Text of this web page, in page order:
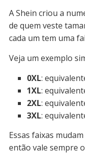
A Shein criou a
de quem veste
cada um tem uma
Veja um exemplo
0XL:
1XL:
2XL:
3XL:
Essas faixas
então vale sempre